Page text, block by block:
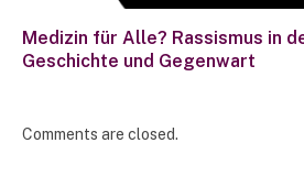
Medizin für Alle? Rassismus in
Geschichte und Gegenwart
Comments are closed.